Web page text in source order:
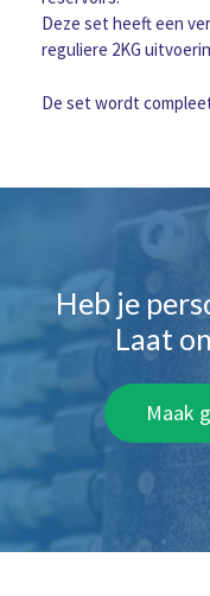
Deze set heeft een
reguliere 2KG
De set wordt
Heb je
Laat
Maak